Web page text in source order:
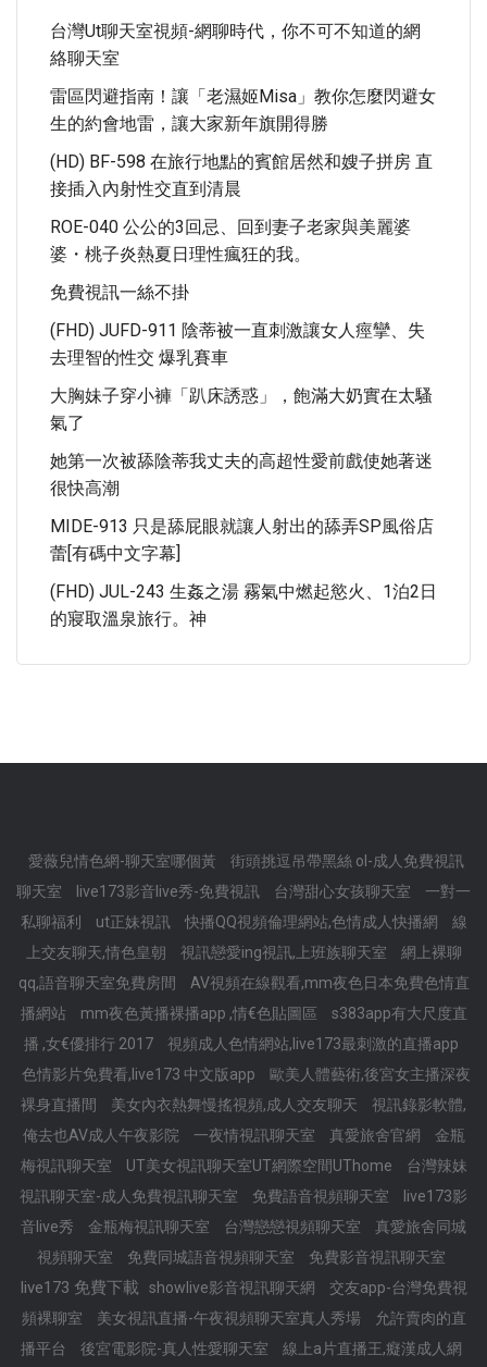
台灣ut聊天室視頻-網聊時代，你不可不知道的網
絡聊天室
雷區閃避指南！讓「老濕姬Misa」教你怎麼閃避女
生的約會地雷，讓大家新年旗開得勝
(HD) BF-598 在旅行地點的賓館居然和嫂子拼房 直
接插入內射性交直到清晨
ROE-040 公公的3回忌、回到妻子老家與美麗婆
婆・桃子炎熱夏日理性瘋狂的我。
免費視訊一絲不掛
(FHD) JUFD-911 陰蒂被一直刺激讓女人痙攣、失
去理智的性交 爆乳賽車
大胸妹子穿小褲「趴床誘惑」，飽滿大奶實在太騷
氣了
她第一次被舔陰蒂我丈夫的高超性愛前戲使她著迷
很快高潮
MIDE-913 只是舔屁眼就讓人射出的舔弄SP風俗店
蕾[有碼中文字幕]
(FHD) JUL-243 生姦之湯 霧氣中燃起慾火、1泊2日
的寢取溫泉旅行。神
愛薇兒情色網-聊天室哪個黃
街頭挑逗吊帶黑絲 ol-成人免費視訊
聊天室
live173影音live秀-免費視訊 台灣甜心女孩聊天室
一對一
私聊福利
ut正妹視訊 快播QQ視頻倫理網站,色情成人快播網
線
上交友聊天,情色皇朝
視訊戀愛ing視訊,上班族聊天室
網上裸聊
qq,語音聊天室免費房間
AV視頻在線觀看,mm夜色日本免費色情直
播網站
mm夜色黃播裸播app ,情€色貼圖區
s383app有大尺度直
播 ,女€優排行 2017
視頻成人色情網站,live173最刺激的直播app
色情影片免費看,live173 中文版app
歐美人體藝術,後宮女主播深夜
裸身直播間
美女內衣熱舞慢搖視頻,成人交友聊天
視訊錄影軟體,
俺去也AV成人午夜影院
一夜情視訊聊天室 真愛旅舍官網
金瓶
梅視訊聊天室
UT美女視訊聊天室UT網際空間UThome
台灣辣妹
視訊聊天室-成人免費視訊聊天室
免費語音視頻聊天室
live173影
音live秀
金瓶梅視訊聊天室 台灣戀戀視頻聊天室
真愛旅舍同城
視頻聊天室
免費同城語音視頻聊天室 免費影音視訊聊天室
live173 免費下載 showlive影音視訊聊天網
交友app-台灣免費視
頻裸聊室
美女視訊直播-午夜視頻聊天室真人秀場
允許賣肉的直
播平台
後宮電影院-真人性愛聊天室 線上a片直播王,癡漢成人網